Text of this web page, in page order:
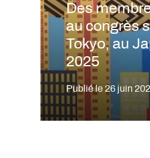
Des
au congrès
Tokyo, au
2025
Publié le 26 juin